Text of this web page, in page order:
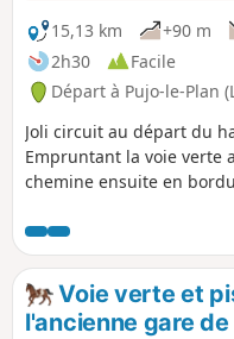
15,13 km
+90 m
2h30
Facile
Départ à Pujo-le-Plan
Joli circuit au départ du
Empruntant la voie verte
chemine ensuite en
s'enfonce dans des forêts
chênes pour rejoindre à
verte en passant devant
eau.Voie verte et
l'ancienne gare